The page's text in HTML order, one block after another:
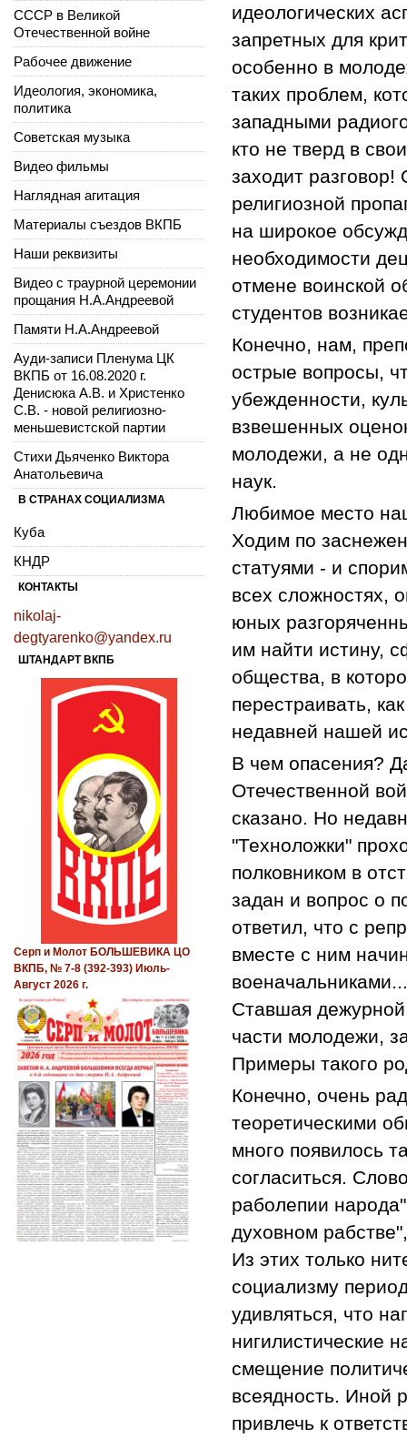
идеологических
запретных для
особенно в
таких проблем,
западными
кто не тверд в
заходит
религиозной
на широкое
необходимости
отмене воинской
студентов
Конечно, нам,
острые вопросы,
убежденности,
взвешенных
молодежи, а не
наук.
Любимое место
Ходим по
статуями - и
всех сложностях,
юных
им найти истину,
общества, в
перестраивать,
недавней нашей
В чем опасения?
Отечественной
сказано. Но
"Техноложки"
полковником в
задан и вопрос о
ответил, что с
вместе с ним
Ставшая дежурной
части молодежи,
Примеры такого
Конечно, очень
теоретическими
много появилось
согласиться.
раболепии
духовном
Из этих только
социализму
удивляться, что
нигилистические
смещение
всеядность. Иной
привлечь к
СССР в Великой
Отечественной войне
Рабочее движение
Идеология, экономика,
политика
Советская музыка
Видео фильмы
Наглядная агитация
Материалы съездов ВКПБ
Наши реквизиты
Видео с траурной церемонии
прощания Н.А.Андреевой
Памяти Н.А.Андреевой
Ауди-записи Пленума ЦК
ВКПБ от 16.08.2020 г.
Денисюка А.В. и Христенко
С.В. - новой религиозно-
меньшевистской партии
Стихи Дьяченко Виктора
Анатольевича
В СТРАНАХ СОЦИАЛИЗМА
Куба
КНДР
КОНТАКТЫ
nikolaj-
degtyarenko@yandex.ru
ШТАНДАРТ ВКПБ
Серп и Молот БОЛЬШЕВИКА ЦО
ВКПБ, № 7-8 (392-393) Июль-
Август 2026 г.